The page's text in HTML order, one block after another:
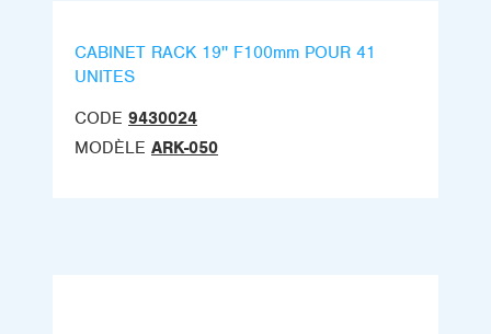
CABINET RACK 19'' F100mm POUR 41
UNITES
CODE 9430024
MODÈLE ARK-050